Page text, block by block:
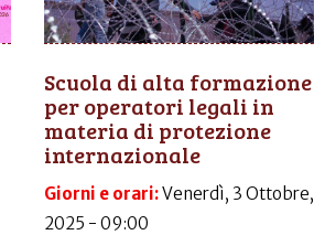
Scuola di alta formazione
per operatori legali in
materia di protezione
internazionale
Giorni e orari:Venerdì, 3 Ottobre,
2025 - 09:00